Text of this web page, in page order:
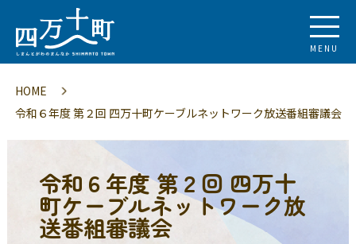
MENU
HOME
令和６年度 第２回 四万十町ケーブルネットワーク放送番組審議会
令和６年度 第２回 四万十
町ケーブルネットワーク放
送番組審議会